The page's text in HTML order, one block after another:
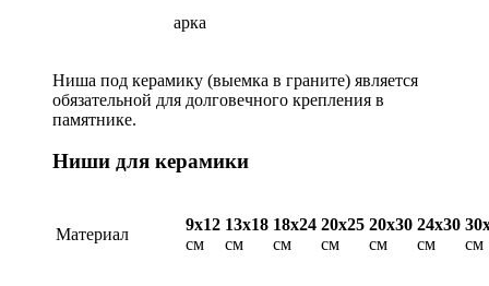
арка
Ниша под керамику (выемка в граните) является
обязательной для долговечного крепления в
памятнике.
Ниши для керамики
Материал
9х12
см
13х18
см
18х24
см
20х25
см
20х30
см
24х30
см
см